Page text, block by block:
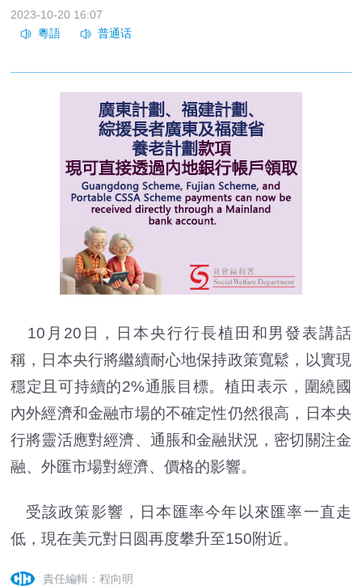
2023-10-20 16:07
10月20日，日本央行行長植田和男發表講話
稱，日本央行將繼續耐心地保持政策寬鬆，以實現
穩定且可持續的2%通脹目標。植田表示，圍繞國
內外經濟和金融市場的不確定性仍然很高，日本央
行將靈活應對經濟、通脹和金融狀況，密切關注金
融、外匯市場對經濟、價格的影響。
受該政策影響，日本匯率今年以來匯率一直走
低，現在美元對日圆再度攀升至150附近。
責任編輯：程向明